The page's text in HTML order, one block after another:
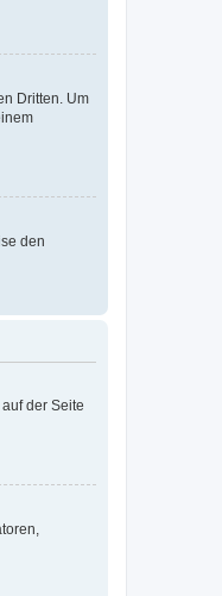
Dritten. Um
den
der Seite